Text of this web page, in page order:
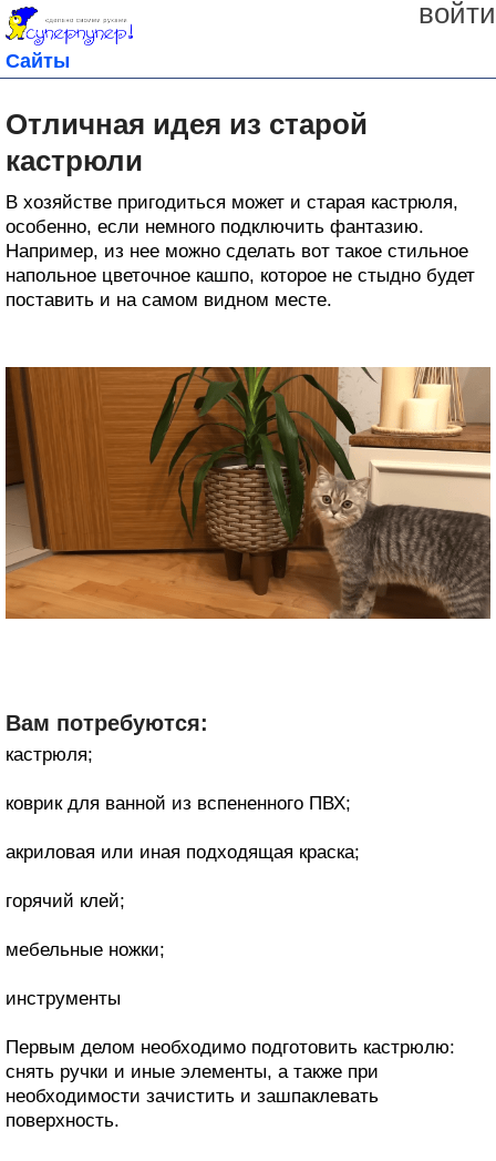
войти
Сайты
Отличная идея из старой
кастрюли
В хозяйстве пригодиться может и старая кастрюля,
особенно, если немного подключить фантазию.
Например, из нее можно сделать вот такое стильное
напольное цветочное кашпо, которое не стыдно будет
поставить и на самом видном месте.
Вам потребуются:
кастрюля;
коврик для ванной из вспененного ПВХ;
акриловая или иная подходящая краска;
горячий клей;
мебельные ножки;
инструменты
Первым делом необходимо подготовить кастрюлю:
снять ручки и иные элементы, а также при
необходимости зачистить и зашпаклевать
поверхность.